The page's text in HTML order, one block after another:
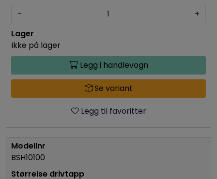
-
+
Ikke på lager
Legg i handlevogn
Se variant
Legg til favoritter
BSH10100